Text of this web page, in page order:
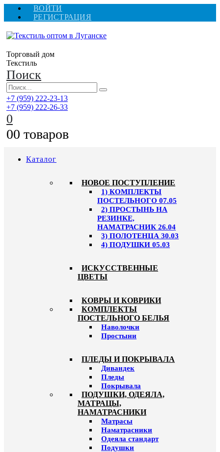
ВОЙТИ
РЕГИСТРАЦИЯ
Торговый дом
Текстиль
Поиск
+7 (959) 222-23-13
+7 (959) 222-26-33
0
00 товаров
Каталог
HОВОЕ ПОСТУПЛЕНИЕ
1) КОМПЛЕКТЫ
ПОСТЕЛЬНОГО 07.05
2) ПРОСТЫНЬ НА
РЕЗИНКЕ,
НАМАТРАСНИК 26.04
3) ПОЛОТЕНЦА 30.03
4) ПОДУШКИ 05.03
ИСКУССТВЕННЫЕ
ЦВЕТЫ
КОВРЫ И КОВРИКИ
КОМПЛЕКТЫ
ПОСТЕЛЬНОГО БЕЛЬЯ
Наволочки
Простыни
ПЛЕДЫ И ПОКРЫВАЛА
Дивандек
Пледы
Покрывала
ПОДУШКИ, ОДЕЯЛА,
МАТРАЦЫ,
НАМАТРАСНИКИ
Матрасы
Наматрасники
Одеяла стандарт
Подушки